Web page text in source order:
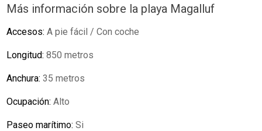
Más información sobre la playa Magalluf
Accesos:A pie fácil / Con coche
Longitud:850 metros
Anchura:35 metros
Ocupación:Alto
Paseo marítimo:Si